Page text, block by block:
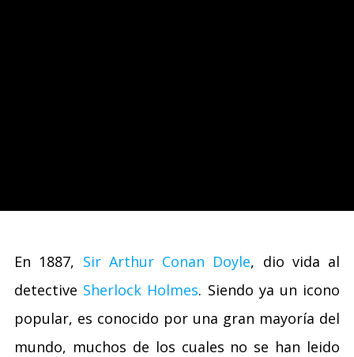
En 1887, Sir Arthur Conan Doyle, dio vida al
detective Sherlock Holmes. Siendo ya un icono
popular, es conocido por una gran mayoría del
mundo, muchos de los cuales no se han leido